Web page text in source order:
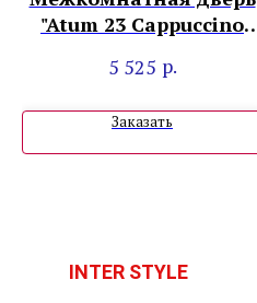
"Atum 23 Cappuccino
5 525 р.
Заказать
INTER STYLE